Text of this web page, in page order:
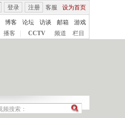
客服 设为首页
登录 注册
博客 论坛 访谈 邮箱
游戏
播客 CCTV 频道 栏目